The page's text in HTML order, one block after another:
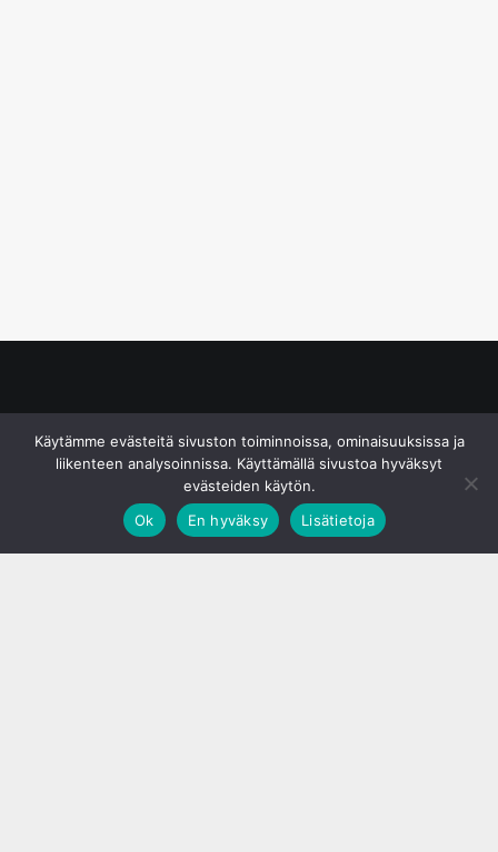
Käytämme evästeitä sivuston toiminnoissa, ominaisuuksissa ja
liikenteen analysoinnissa. Käyttämällä sivustoa hyväksyt
evästeiden käytön.
Ok
En hyväksy Lisätietoja